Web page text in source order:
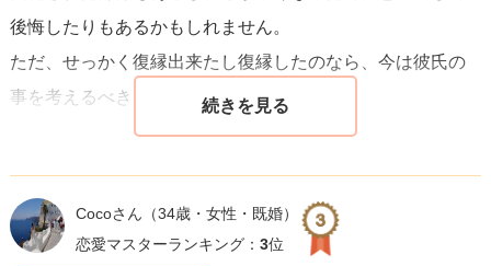
にどう行動すればいいかを見極めることが大事です。自分
の心に正直に向き合い、自分を大切にする選択をしましょ
う。
後悔したりもあるかもしれません。
ただ、せっかく復縁出来たし復縁したのなら、今は彼氏の
事を考えるべきだと思います。
Cocoさん （34歳・女性・既婚）
恋愛マスターランキング： 3位